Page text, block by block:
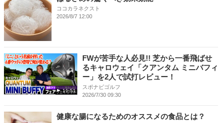
ココカラネクスト
2026/8/7 12:00
11:51
FWが苦手な人必見!! 芝から一番飛ばせ
るキャロウェイ「クアンタム ミニバフィ
ー」を2人で試打レビュー！
スポナビゴルフ
2026/7/30 09:30
健康な腸になるためのオススメの食品とは？